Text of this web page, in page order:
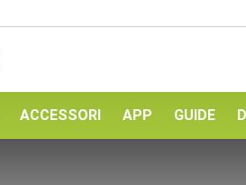
ACCESSORI APP GUIDE